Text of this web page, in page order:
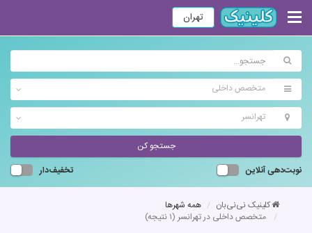
تهران
متخصص داخلی
تهرانسر
جستجو کن
نوبت‌دهی آنلاین
تخفیف‌دار
کلینیک نی‌نی‌بان
همه شهرها
متخصص داخلی در تهرانسر (۱ نتیجه)